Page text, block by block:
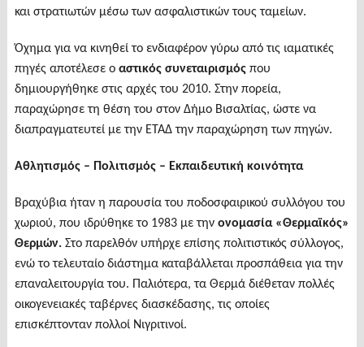
και στρατιωτών μέσω των ασφαλιστικών τους ταμείων.
Όχημα για να κινηθεί το ενδιαφέρον γύρω από τις ιαματικές
πηγές αποτέλεσε ο αστικός συνεταιρισμόςπου
δημιουργήθηκε στις αρχές του 2010. Στην πορεία,
παραχώρησε τη θέση του στον Δήμο Βισαλτίας, ώστε να
διαπραγματευτεί με την ΕΤΑΔ την παραχώρηση των πηγών.
Αθλητισμός – Πολιτισμός – Εκπαιδευτική κοινότητα
Βραχύβια ήταν η παρουσία του ποδοσφαιρικού συλλόγου του
χωριού, που ιδρύθηκε το 1983 με την ονομασία «Θερμαϊκός»
Θερμών.Στο παρελθόν υπήρχε επίσης πολιτιστικός σύλλογος,
ενώ το τελευταίο διάστημα καταβάλλεται προσπάθεια για την
επαναλειτουργία του. Παλιότερα, τα Θερμά διέθεταν πολλές
οικογενειακές ταβέρνες διασκέδασης, τις οποίες
επισκέπτονταν πολλοί Νιγριτινοί.